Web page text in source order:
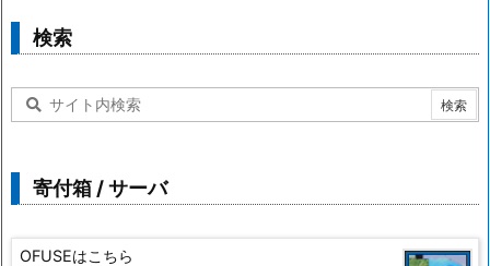
検索
寄付箱 / サーバ
OFUSEはこちら